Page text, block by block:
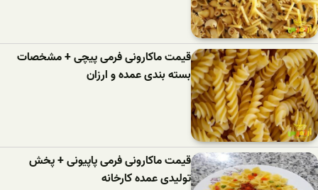
قیمت ماکارونی فرمی پیچی + مشخصات
بسته بندی عمده و ارزان
قیمت ماکارونی فرمی پاپیونی + پخش
تولیدی عمده کارخانه